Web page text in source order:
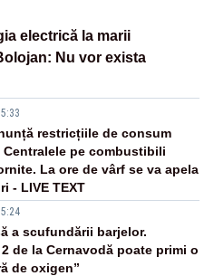
electrică la marii
Nu vor exista
restricțiile de consum
Centralele pe combustibili
La ore de vârf se va apela
- LIVE TEXT
a scufundării barjelor.
de la Cernavodă poate primi o
de oxigen”